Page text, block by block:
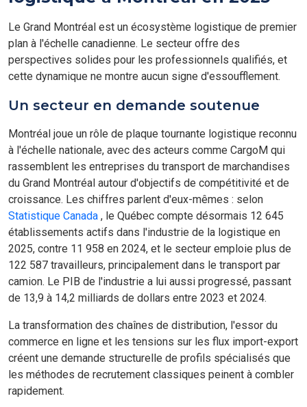
Le Grand Montréal est un écosystème logistique de premier
plan à l'échelle canadienne. Le secteur offre des
perspectives solides pour les professionnels qualifiés, et
cette dynamique ne montre aucun signe d'essoufflement.
Un secteur en demande soutenue
Montréal joue un rôle de plaque tournante logistique reconnu
à l'échelle nationale, avec des acteurs comme CargoM qui
rassemblent les entreprises du transport de marchandises
du Grand Montréal autour d'objectifs de compétitivité et de
croissance. Les chiffres parlent d'eux-mêmes : selon
Statistique Canada , le Québec compte désormais 12 645
établissements actifs dans l'industrie de la logistique en
2025, contre 11 958 en 2024, et le secteur emploie plus de
122 587 travailleurs, principalement dans le transport par
camion. Le PIB de l'industrie a lui aussi progressé, passant
de 13,9 à 14,2 milliards de dollars entre 2023 et 2024.
La transformation des chaînes de distribution, l'essor du
commerce en ligne et les tensions sur les flux import-export
créent une demande structurelle de profils spécialisés que
les méthodes de recrutement classiques peinent à combler
rapidement.